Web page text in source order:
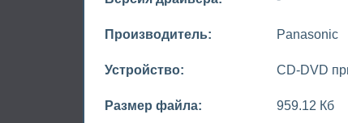
Производитель: Panasonic
Устройство: CD-DVD
Размер файла: 959.12 Кб